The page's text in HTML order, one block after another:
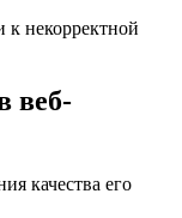
некорректной
веб-
качества его